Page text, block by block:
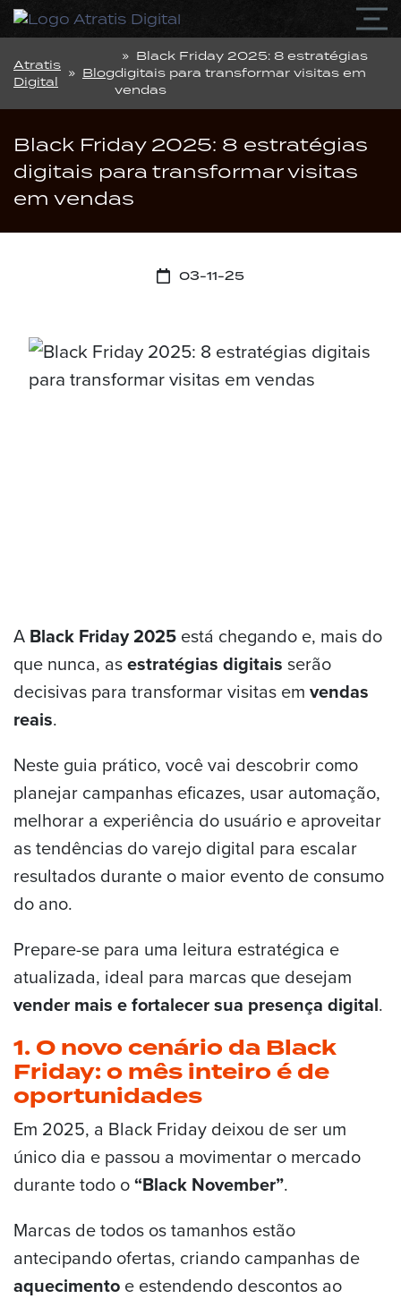
Atratis
Digital
» Blog
» Black Friday 2025: 8 estratégias
digitais para transformar visitas em
vendas
Black Friday 2025: 8 estratégias
digitais para transformar visitas
em vendas
03-11-25
A Black Friday 2025 está chegando e, mais do
que nunca, asestratégias digitais serão
decisivas para transformar visitas em vendas
reais.
Neste guia prático, você vai descobrir como
planejar campanhas eficazes, usar automação,
melhorar a experiência do usuário e aproveitar
as tendências do varejo digital para escalar
resultados durante o maior evento de consumo
do ano.
Prepare-se para uma leitura estratégica e
atualizada, ideal para marcas que desejam
vender mais e fortalecer sua presença digital.
1. O novo cenário da Black
Friday: o mês inteiro é de
oportunidades
Em 2025, a Black Friday deixou de ser um
único dia e passou a movimentar o mercado
durante todo o“Black November”.
Marcas de todos os tamanhos estão
antecipando ofertas, criando campanhas de
aquecimento e estendendo descontos ao